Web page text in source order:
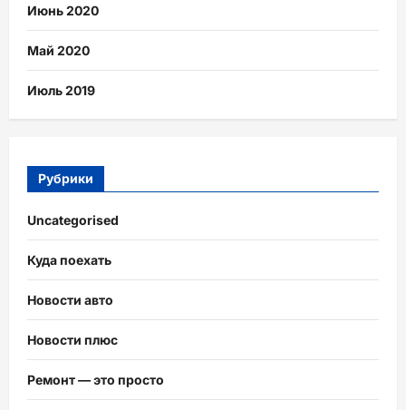
Июнь 2020
Май 2020
Июль 2019
Рубрики
Uncategorised
Куда поехать
Новости авто
Новости плюс
Ремонт — это просто